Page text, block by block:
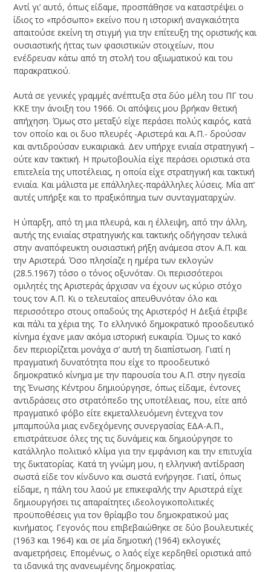
Αντί γι’ αυτό, όπως είδαμε, προσπάθησε να καταστρέψει ο
ίδιος το «πρόσωπο» εκείνο που η ιστορική αναγκαιότητα
απαιτούσε εκείνη τη στιγμή για την επίτευξη της οριστικής και
ουσιαστικής ήττας των φασιστικών στοιχείων, που
ενέδρευαν κάτω από τη στολή του αξιωματικού και του
παρακρατικού.
Αυτά σε γενικές γραμμές ανέπτυξα στα δύο μέλη του ΠΓ του
ΚΚΕ την άνοιξη του 1966. Οι απόψεις μου βρήκαν θετική
απήχηση. Όμως στο μεταξύ είχε περάσει πολύς καιρός, κατά
τον οποίο και οι δυο πλευρές -Αριστερά και Α.Π.- δρούσαν
και αντιδρούσαν ευκαιριακά. Δεν υπήρχε ενιαία στρατηγική –
ούτε καν τακτική. Η πρωτοβουλία είχε περάσει οριστικά στα
επιτελεία της υποτέλειας, η οποία είχε στρατηγική και τακτική
ενιαία. Και μάλιστα με επάλληλες-παράλληλες λύσεις. Μία απ’
αυτές υπήρξε και το πραξικόπημα των συνταγματαρχών.
Η ύπαρξη, από τη μια πλευρά, και η έλλειψη, από την άλλη,
αυτής της ενιαίας στρατηγικής και τακτικής οδήγησαν τελικά
στην αναπόφευκτη ουσιαστική ρήξη ανάμεσα στον Α.Π. και
την Αριστερά. Όσο πλησίαζε η ημέρα των εκλογών
(28.5.1967) τόσο ο τόνος οξυνόταν. Οι περισσότεροι
ομιλητές της Αριστεράς άρχισαν να έχουν ως κύριο στόχο
τους τον Α.Π. Κι ο τελευταίος απευθυνόταν όλο και
περισσότερο στους οπαδούς της Αριστερός! Η Δεξιά έτριβε
και πάλι τα χέρια της. Το ελληνικό δημοκρατικό προοδευτικό
κίνημα έχανε μιαν ακόμα ιστορική ευκαιρία. Όμως το κακό
δεν περιορίζεται μονάχα σ’ αυτή τη διαπίστωση. Γιατί η
πραγματική δυνατότητα που είχε το προοδευτικό
δημοκρατικό κίνημα με την παρουσία του Α.Π. στην ηγεσία
της Ένωσης Κέντρου δημιούργησε, όπως είδαμε, έντονες
αντιδράσεις στο στρατόπεδο της υποτέλειας, που, είτε από
πραγματικό φόβο είτε εκμεταλλευόμενη έντεχνα τον
μπαμπούλα μιας ενδεχόμενης συνεργασίας ΕΔΑ-Α.Π.,
επιστράτευσε όλες της τις δυνάμεις και δημιούργησε το
κατάλληλο πολιτικό κλίμα για την εμφάνιση και την επιτυχία
της δικτατορίας. Κατά τη γνώμη μου, η ελληνική αντίδραση
σωστά είδε τον κίνδυνο και σωστά ενήργησε. Γιατί, όπως
είδαμε, η πάλη του λαού με επικεφαλής την Αριστερά είχε
δημιουργήσει τις απαραίτητες ιδεολογικοπολιτικές
προϋποθέσεις για τον θρίαμβο του δημοκρατικού μας
κινήματος. Γεγονός που επιβεβαιώθηκε σε δύο βουλευτικές
(1963 και 1964) και σε μία δημοτική (1964) εκλογικές
αναμετρήσεις. Επομένως, ο λαός είχε κερδηθεί οριστικά από
τα ιδανικά της ανανεωμένης δημοκρατίας.